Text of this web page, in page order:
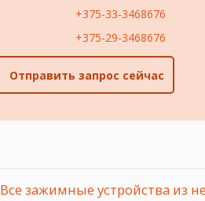
+375-33-3468676
+375-29-3468676
Отправить запрос сейчас
Все зажимные устройства из